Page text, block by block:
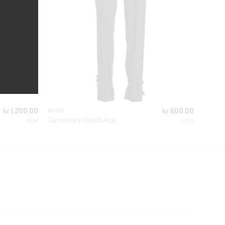
kr 1,200.00 BUKSE
Carrie mary dressbukse
kr 600.00